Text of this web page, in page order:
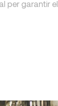
per garantir